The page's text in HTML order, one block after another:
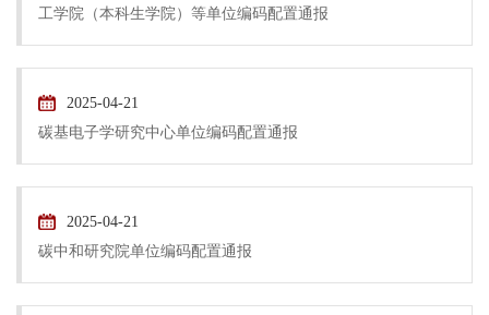
工学院（本科生学院）等单位编码配置通报
2025-04-21
碳基电子学研究中心单位编码配置通报
2025-04-21
碳中和研究院单位编码配置通报